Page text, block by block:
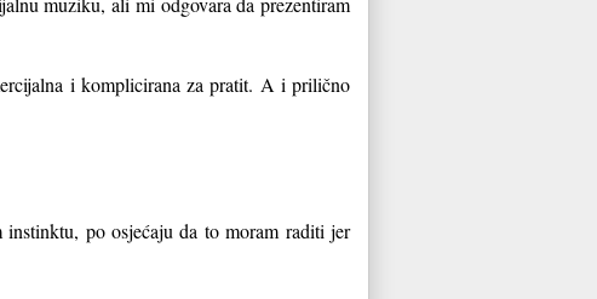
i komplicirana za pratit. A i prilično
po osjećaju da to moram raditi jer